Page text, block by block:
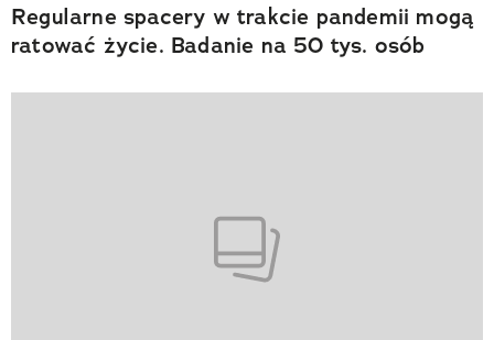
Regularne spacery w trakcie pandemii mogą
ratować życie. Badanie na 50 tys. osób